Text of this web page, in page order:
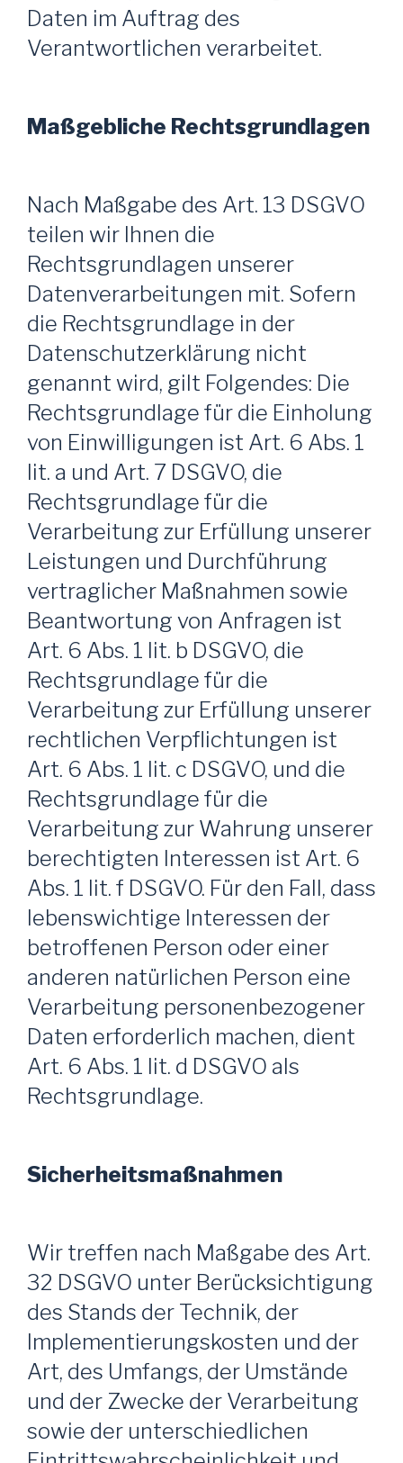
Daten im Auftrag des
Verantwortlichen verarbeitet.
Maßgebliche Rechtsgrundlagen
Nach Maßgabe des Art. 13 DSGVO
teilen wir Ihnen die
Rechtsgrundlagen unserer
Datenverarbeitungen mit. Sofern
die Rechtsgrundlage in der
Datenschutzerklärung nicht
genannt wird, gilt Folgendes: Die
Rechtsgrundlage für die Einholung
von Einwilligungen ist Art. 6 Abs. 1
lit. a und Art. 7 DSGVO, die
Rechtsgrundlage für die
Verarbeitung zur Erfüllung unserer
Leistungen und Durchführung
vertraglicher Maßnahmen sowie
Beantwortung von Anfragen ist
Art. 6 Abs. 1 lit. b DSGVO, die
Rechtsgrundlage für die
Verarbeitung zur Erfüllung unserer
rechtlichen Verpflichtungen ist
Art. 6 Abs. 1 lit. c DSGVO, und die
Rechtsgrundlage für die
Verarbeitung zur Wahrung unserer
berechtigten Interessen ist Art. 6
Abs. 1 lit. f DSGVO. Für den Fall, dass
lebenswichtige Interessen der
betroffenen Person oder einer
anderen natürlichen Person eine
Verarbeitung personenbezogener
Daten erforderlich machen, dient
Art. 6 Abs. 1 lit. d DSGVO als
Rechtsgrundlage.
Sicherheitsmaßnahmen
Wir treffen nach Maßgabe des Art.
32 DSGVO unter Berücksichtigung
des Stands der Technik, der
Implementierungskosten und der
Art, des Umfangs, der Umstände
und der Zwecke der Verarbeitung
sowie der unterschiedlichen